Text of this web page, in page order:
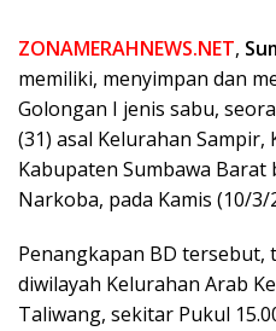
ZONAMERAHNEWS.NET,
memiliki, menyimpan dan
Golongan I jenis sabu,
(31) asal Kelurahan Sampir,
Kabupaten Sumbawa
Narkoba, pada Kamis (10/3/
Penangkapan BD tersebut,
diwilayah Kelurahan Arab
Taliwang, sekitar Pukul